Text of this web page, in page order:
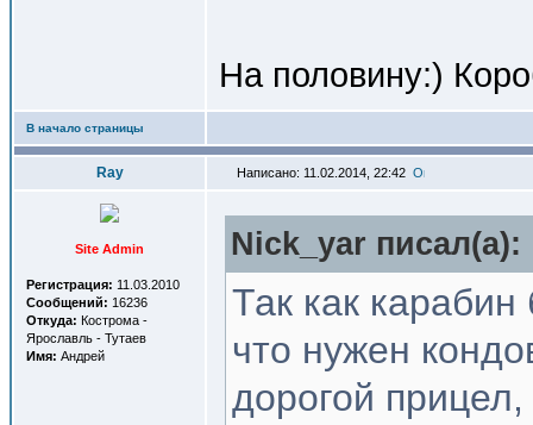
На половину:)
В начало страницы
Ray Написано: 11.02.2014, 22:42
Site Admin
Регистрация: 11.03.2010
Сообщений: 16236
Откуда: Кострома -
Ярославль - Тутаев
Имя: Андрей
Nick_yar писал(a):
Так как
что нужен
дорогой